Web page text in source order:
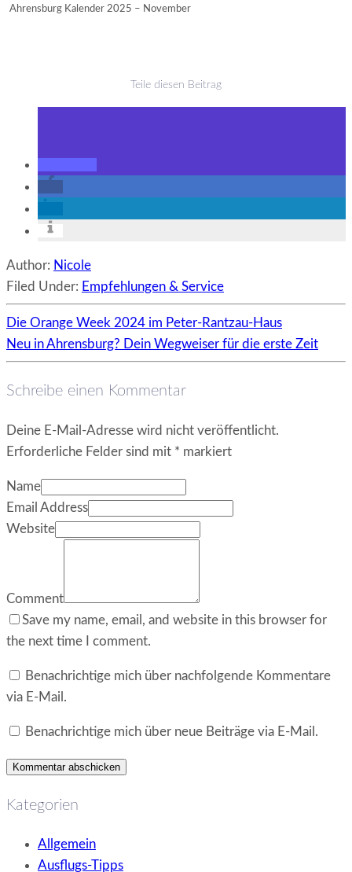
Ahrensburg Kalender 2025 – November
Teile diesen Beitrag
Author: Nicole
Filed Under: Empfehlungen & Service
Die Orange Week 2024 im Peter-Rantzau-Haus
Neu in Ahrensburg? Dein Wegweiser für die erste Zeit
Schreibe einen Kommentar
Deine E-Mail-Adresse wird nicht veröffentlicht.
Erforderliche Felder sind mit * markiert
Name
Email Address
Website
Comment
Save my name, email, and website in this browser for
the next time I comment.
Benachrichtige mich über nachfolgende Kommentare
via E-Mail.
Benachrichtige mich über neue Beiträge via E-Mail.
Kategorien
Allgemein
Ausflugs-Tipps